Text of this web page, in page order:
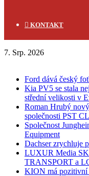
KONTAKT
7. Srp. 2026
Ford dává český
Kia PV5 se stala
střední velikosti v
Roman Hrubý
společnosti PST
Společnost
Equipment
Dachser zrychluje
LUXUR Media SK
TRANSPORT a
KION má pozitivní